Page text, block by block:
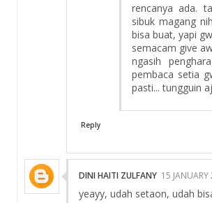
rencanya ada.
sibuk magang
bisa buat, yapi
semacam give
ngasih
pembaca setia
pasti... tungguin
Reply
DINI HAITI ZULFANY 15
yeayy, udah setaon, udah